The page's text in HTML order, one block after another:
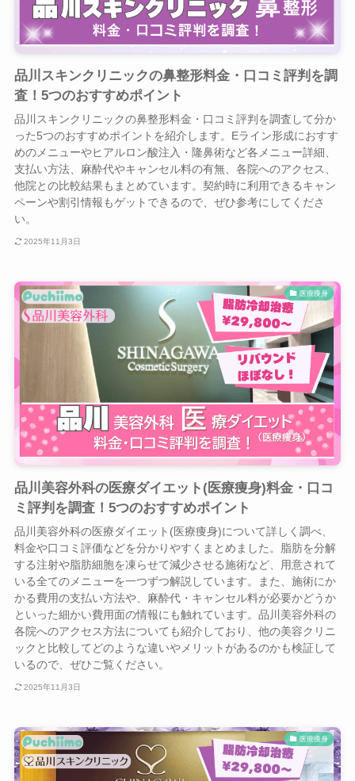
品川スキンクリニックの鼻整形料金・口コミ評判を調
査！5つのおすすめポイント
品川スキンクリニックの鼻整形料金・口コミ評判を調査して分か
った5つのおすすめポイントを紹介します。Eライン形成におすす
めのメニューやヒアルロン酸注入・隆鼻術など各メニュー詳細、
支払い方法、麻酔代やキャンセル料の有無、各院へのアクセス、
他院との比較結果もまとめています。契約時に利用できるキャン
ペーンや割引情報もゲットできるので、ぜひ参考にしてくださ
い。
2025年11月3日
医療痩身
品川美容外科の医療ダイエット(医療痩身)料金・口コ
ミ評判を調査！5つのおすすめポイント
品川美容外科の医療ダイエット(医療痩身)について詳しく調べ、
料金や口コミ評価などを分かりやすくまとめました。脂肪を分解
する注射や脂肪細胞を凍らせて減少させる施術など、用意されて
いる全てのメニューを一つずつ解説しています。また、施術にか
かる費用の支払い方法や、麻酔代・キャンセル料が必要かどうか
といった細かい費用面の情報にも触れています。品川美容外科の
各院へのアクセス方法についても紹介しており、他の美容クリニ
ックと比較してどのような違いやメリットがあるのかも検証して
いるので、ぜひご覧ください。
2025年11月3日
医療痩身